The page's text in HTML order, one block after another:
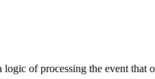
of processing the event that